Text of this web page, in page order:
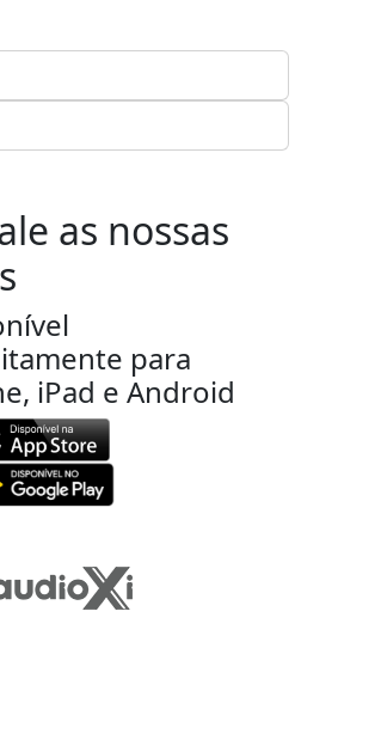
as nossas
para
iPad e Android